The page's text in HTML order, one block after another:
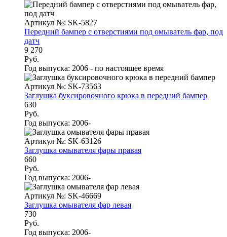
Артикул №: SK-5827
Передний бампер с отверстиями под омыватель фар, под
датч
9 270
Руб.
Год выпуска: 2006 - по настоящее время
Артикул №: SK-73563
Заглушка буксировочного крюка в передний бампер
630
Руб.
Год выпуска: 2006-
Артикул №: SK-63126
Заглушка омывателя фары правая
660
Руб.
Год выпуска: 2006-
Артикул №: SK-46669
Заглушка омывателя фар левая
730
Руб.
Год выпуска: 2006-